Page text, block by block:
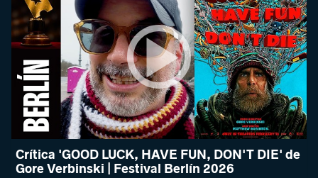
Crítica 'GOOD LUCK, HAVE FUN, DON'T DIE' de
Gore Verbinski | Festival Berlín 2026